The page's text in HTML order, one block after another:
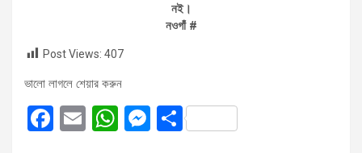
নই।
নওগাঁ #
Post Views: 407
ভালো লাগলে শেয়ার করুন
F
E
W M S